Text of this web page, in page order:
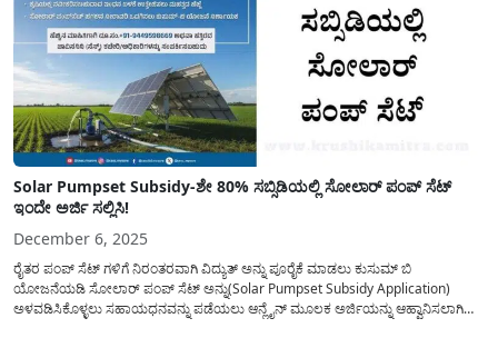
Solar Pumpset Subsidy-ಶೇ 80% ಸಬ್ಸಿಡಿಯಲ್ಲಿ ಸೋಲಾರ್ ಪಂಪ್ ಸೆಟ್
ಇಂದೇ ಅರ್ಜಿ ಸಲ್ಲಿಸಿ!
December 6, 2025
ರೈತರ ಪಂಪ್ ಸೆಟ್ ಗಳಿಗೆ ನಿರಂತರವಾಗಿ ವಿದ್ಯುತ್ ಅನ್ನು ಪೂರೈಕೆ ಮಾಡಲು ಕುಸುಮ್ ಬಿ
ಯೋಜನೆಯಡಿ ಸೋಲಾರ್ ಪಂಪ್ ಸೆಟ್ ಅನ್ನು(Solar Pumpset Subsidy Application)
ಅಳವಡಿಸಿಕೊಳ್ಳಲು ಸಹಾಯಧನವನ್ನು ಪಡೆಯಲು ಆನ್ಲೈನ್ ಮೂಲಕ ಅರ್ಜಿಯನ್ನು ಆಹ್ವಾನಿಸಲಾಗಿದ್ದು,